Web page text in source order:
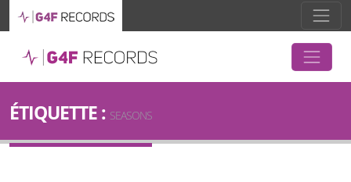
ÉTIQUETTE : SEASONS